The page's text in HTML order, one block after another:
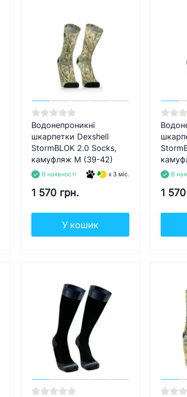
Водонепроникні
шкарпетки Dexshell
StormBLOK 2.0 Socks,
камуфляж M (39-42)
В наявності x 3 міс.
1 570 грн.
У кошик
В
1